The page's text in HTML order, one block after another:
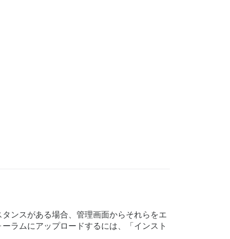
ンスがある場合、管理画面からそれらをエ
ラムにアップロードするには、「インスト